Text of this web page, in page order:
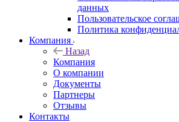
данных
Пользовательское
Политика
Компания
Назад
Компания
О компании
Документы
Партнеры
Отзывы
Контакты